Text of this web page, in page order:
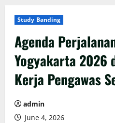
Study Banding
Agenda
Yogyakarta 2026
Kerja Pengawas
admin
June 4, 2026